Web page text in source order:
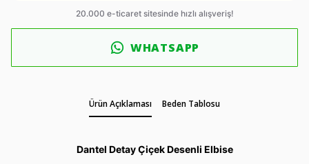
WHATSAPP
Ürün Açıklaması Beden Tablosu
Dantel Detay Çiçek Desenli Elbise